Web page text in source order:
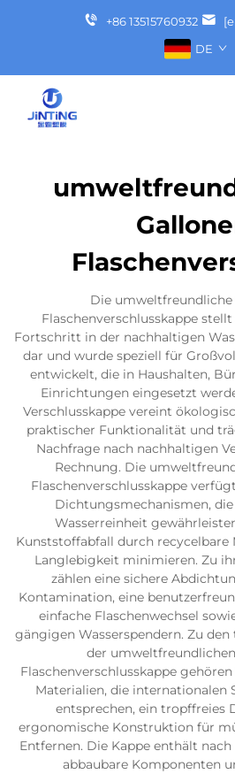
+86 13515760932
DE
Die umweltfreundliche
Flaschenverschlusskappe
Fortschritt in der nachhaltigen
dar und wurde speziell für
entwickelt, die in Haushalten,
Einrichtungen eingesetzt
Verschlusskappe vereint
praktischer Funktionalität und
Nachfrage nach nachhaltigen
Rechnung. Die
Flaschenverschlusskappe
Dichtungsmechanismen,
Wasserreinheit
Kunststoffabfall durch recycelbare
Langlebigkeit minimieren. Zu
zählen eine sichere
Kontamination, eine
einfache Flaschenwechsel
gängigen Wasserspendern. Zu
der
Flaschenverschlusskappe
Materialien, die internationalen
entsprechen, ein tropffreies
ergonomische Konstruktion für
Entfernen. Die Kappe enthält
abbaubare Komponenten